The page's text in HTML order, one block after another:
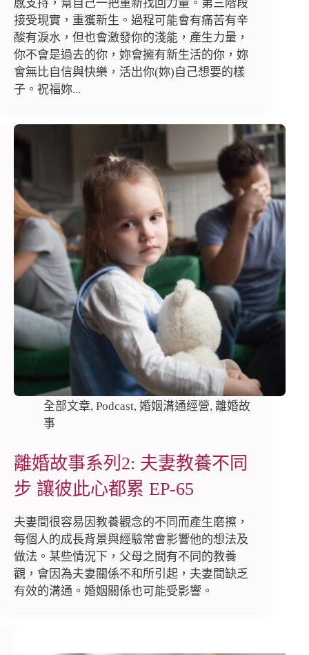
感支持，幫自己一把重新找回力量。第三階段
接受現實，重獲新生。過程可能會有痛苦有辛
酸有淚水，但也會激發你的淺能，產生力量，
你不會是過去的你，妳會擁有新生活的你，妳
會無比自信與快樂，活出你(妳)自己想要的樣
子。祝福妳...
全部文章, Podcast, 婚姻溝通經營, 離婚故
事
離婚故事系列2: 夫妻教養不同
步 讓彼此心都累 EP-65
夫妻間很容易因教養觀念的不同而產生磨擦，
每個人的成長背景與經驗常會影響他的想法及
做法。某些情況下，父母之間有不同的教養
觀，會因為夫妻關係不和所引起，夫妻間缺乏
有效的溝通。婚姻關係也可能受影響。